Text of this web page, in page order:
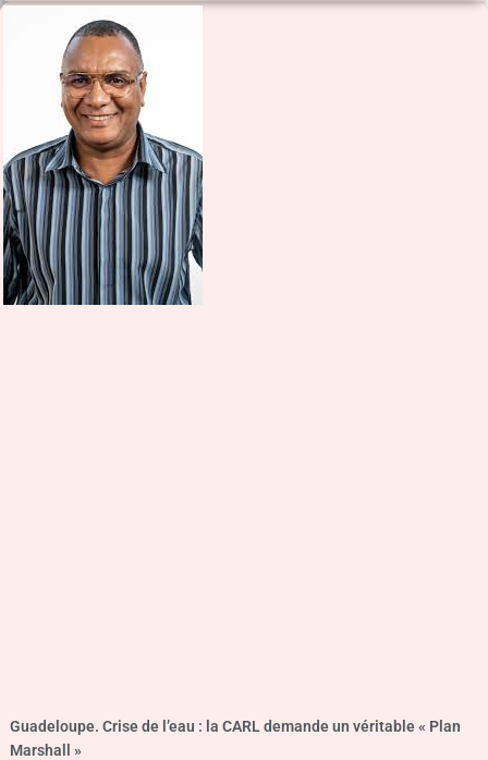
Guadeloupe. Crise de l’eau : la CARL demande un véritable « Plan
Marshall »